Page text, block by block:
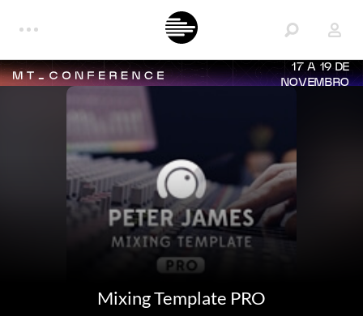
17 A 19 DE
NOVEMBRO
Mixing Template PRO